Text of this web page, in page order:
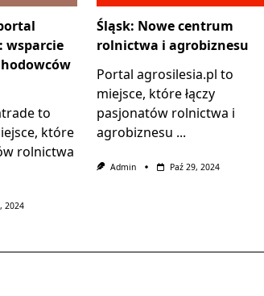
wsparcie
to
które
rolnictwa
2024
Śląsk: Nowe centrum
rolnictwa i agrobiznesu
Portal agrosilesia.pl to
miejsce, które łączy
pasjonatów rolnictwa i
agrobiznesu ...
Admin Paź 29, 2024